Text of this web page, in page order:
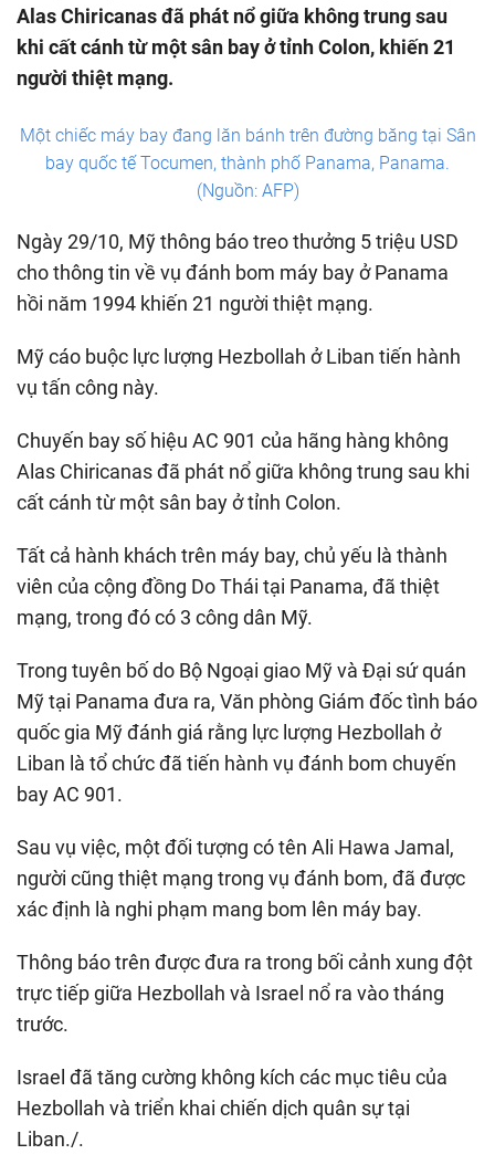
Alas Chiricanas đã phát nổ giữa không trung sau
khi cất cánh từ một sân bay ở tỉnh Colon, khiến 21
người thiệt mạng.
Một chiếc máy bay đang lăn bánh trên đường băng tại Sân
bay quốc tế Tocumen, thành phố Panama, Panama.
(Nguồn: AFP)
Ngày 29/10, Mỹ thông báo treo thưởng 5 triệu USD
cho thông tin về vụ đánh bom máy bay ở Panama
hồi năm 1994 khiến 21 người thiệt mạng.
Mỹ cáo buộc lực lượng Hezbollah ở Liban tiến hành
vụ tấn công này.
Chuyến bay số hiệu AC 901 của hãng hàng không
Alas Chiricanas đã phát nổ giữa không trung sau khi
cất cánh từ một sân bay ở tỉnh Colon.
Tất cả hành khách trên máy bay, chủ yếu là thành
viên của cộng đồng Do Thái tại Panama, đã thiệt
mạng, trong đó có 3 công dân Mỹ.
Trong tuyên bố do Bộ Ngoại giao Mỹ và Đại sứ quán
Mỹ tại Panama đưa ra, Văn phòng Giám đốc tình báo
quốc gia Mỹ đánh giá rằng lực lượng Hezbollah ở
Liban là tổ chức đã tiến hành vụ đánh bom chuyến
bay AC 901.
Sau vụ việc, một đối tượng có tên Ali Hawa Jamal,
người cũng thiệt mạng trong vụ đánh bom, đã được
xác định là nghi phạm mang bom lên máy bay.
Thông báo trên được đưa ra trong bối cảnh xung đột
trực tiếp giữa Hezbollah và Israel nổ ra vào tháng
trước.
Israel đã tăng cường không kích các mục tiêu của
Hezbollah và triển khai chiến dịch quân sự tại
Liban./.